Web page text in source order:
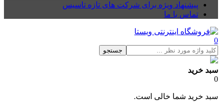
پیشنهاد ویژه برای شرکت های تازه تاسیس
تماس با ما
0
جستجو
سبد خرید
0
سبد خرید شما خالی است.